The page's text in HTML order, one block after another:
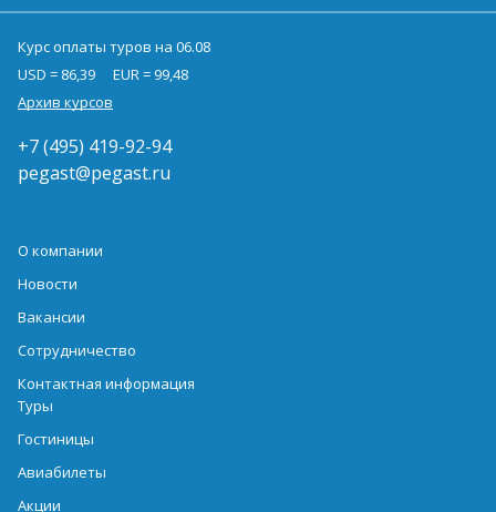
Курс оплаты туров на 06.08
USD = 86,39
EUR = 99,48
Архив курсов
+7 (495) 419-92-94
pegast@pegast.ru
О компании
Новости
Вакансии
Сотрудничество
Контактная информация
Туры
Гостиницы
Авиабилеты
Акции